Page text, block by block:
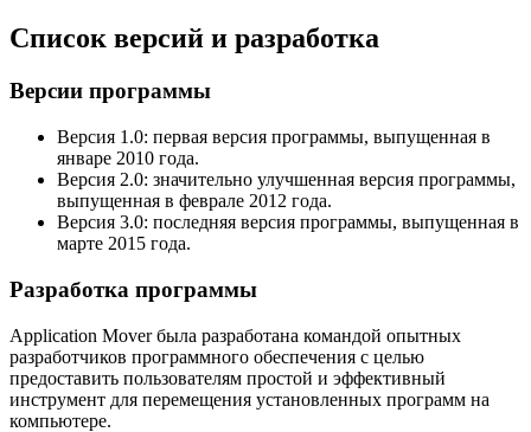
Список версий и разработка
Версии программы
Версия 1.0: первая версия программы, выпущенная в
январе 2010 года.
Версия 2.0: значительно улучшенная версия программы,
выпущенная в феврале 2012 года.
Версия 3.0: последняя версия программы, выпущенная в
марте 2015 года.
Разработка программы
Application Mover была разработана командой опытных
разработчиков программного обеспечения с целью
предоставить пользователям простой и эффективный
инструмент для перемещения установленных программ на
компьютере.